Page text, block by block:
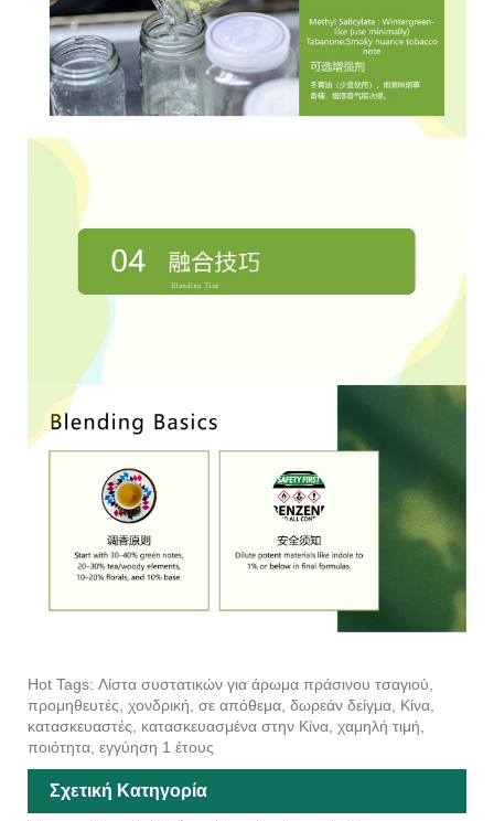
Hot Tags: Λίστα συστατικών για άρωμα πράσινου τσαγιού,
προμηθευτές, χονδρική, σε απόθεμα, δωρεάν δείγμα, Κίνα,
κατασκευαστές, κατασκευασμένα στην Κίνα, χαμηλή τιμή,
ποιότητα, εγγύηση 1 έτους
Σχετική Κατηγορία